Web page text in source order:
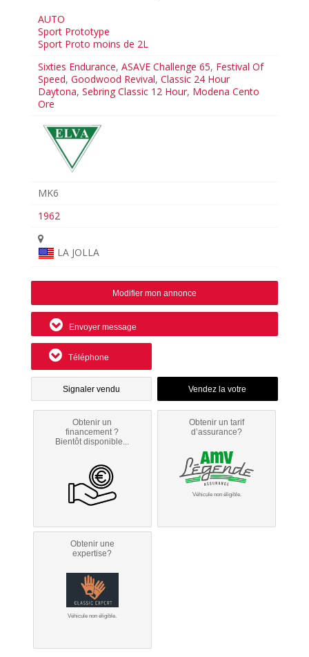
AUTO
Sport Prototype
Sport Proto moins de 2L
Sixties Endurance,ASAVE Challenge 65, Festival Of
Speed,Goodwood Revival,Classic 24 Hour
Daytona,Sebring Classic 12 Hour, Modena Cento
Ore
MK6
1962
LA JOLLA
Modifier mon annonce
Envoyer message
Téléphone
Signaler vendu
Obtenir un
financement ?
Bientôt disponible...
Obtenir un tarif
d’assurance?
Véhicule non éligible.
Obtenir une
expertise?
Véhicule non éligible.